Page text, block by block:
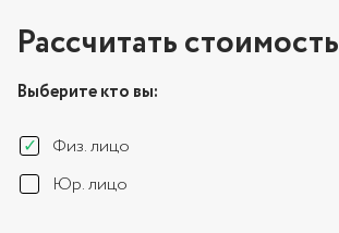
Рассчитать стоимость
Выберите кто вы:
Физ. лицо
Юр. лицо